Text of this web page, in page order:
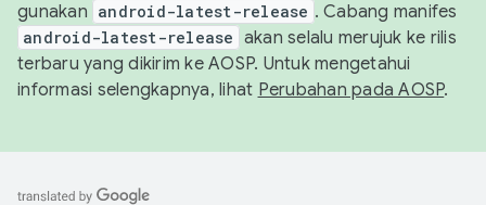
gunakan android-latest-release . Cabang manifes
android-latest-release akan selalu merujuk ke rilis
terbaru yang dikirim ke AOSP. Untuk mengetahui
informasi selengkapnya, lihat Perubahan pada AOSP.